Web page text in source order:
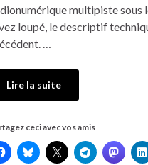
multipiste sous
loupé, le descriptif
…
Lire la suite
ceci avec vos amis